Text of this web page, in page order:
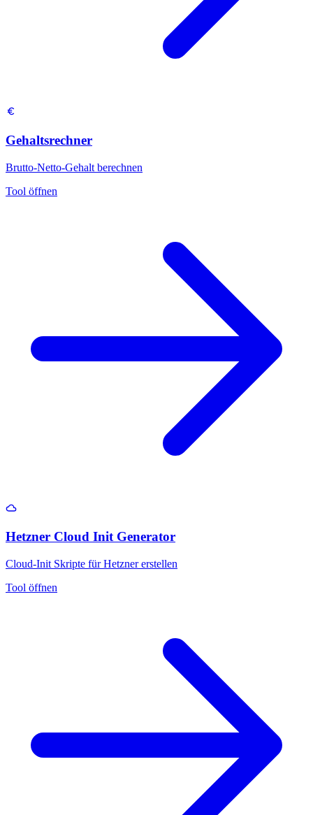
Gehaltsrechner
Brutto-Netto-Gehalt berechnen
Tool öffnen
Hetzner Cloud Init Generator
Cloud-Init Skripte für Hetzner erstellen
Tool öffnen